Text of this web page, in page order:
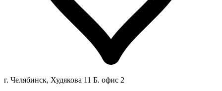
г. Челябинск, Худякова 11 Б. офис 2